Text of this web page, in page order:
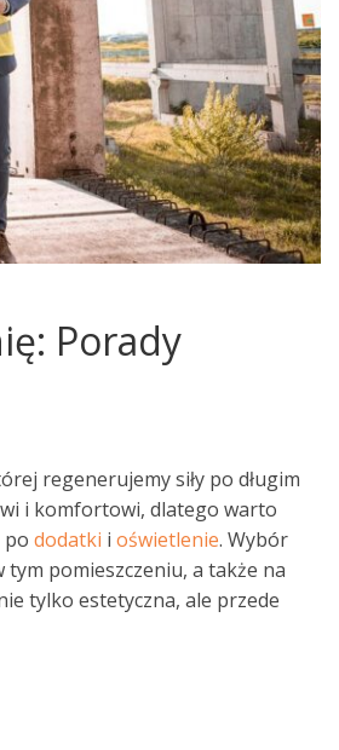
Porady
regenerujemy siły po długim
i komfortowi, dlatego warto
po dodatki i oświetlenie. Wybór
pomieszczeniu, a także na
tylko estetyczna, ale przede